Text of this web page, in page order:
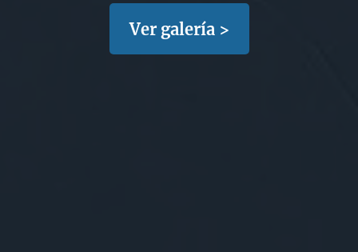
Ver galería >